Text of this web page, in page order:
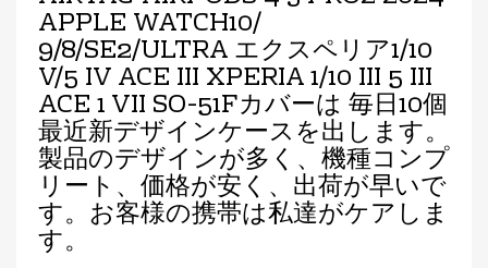
APPLE WATCH10/
9/8/SE2/ULTRA エクスペリア1/10
V/5 IV ACE III XPERIA 1/10 III 5 III
ACE1 VII SO-51Fカバーは 毎日10個
最近新デザインケースを出します。
製品のデザインが多く、機種コンプ
リート、価格が安く、出荷が早いで
す。お客様の携帯は私達がケアしま
す。